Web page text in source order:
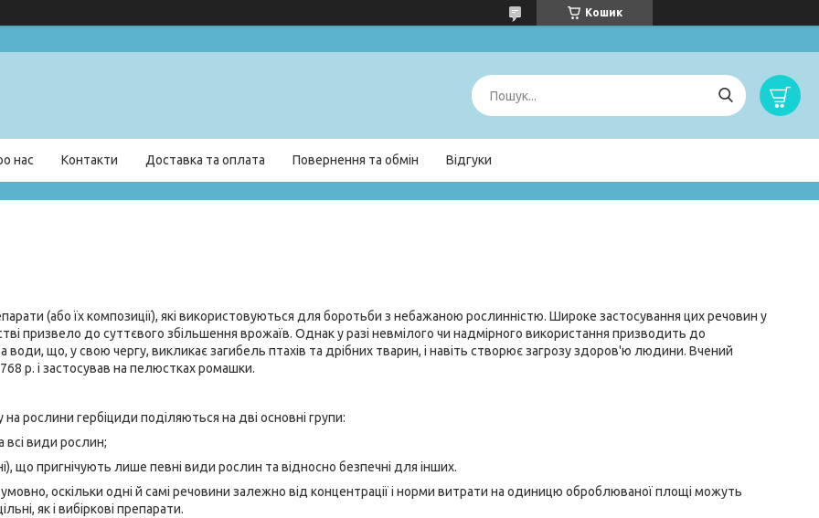
Кошик
нас Контакти Доставка та оплата Повернення та обмін Відгуки
(або їх композиції), які використовуються для боротьби з небажаною рослинністю. Широке застосування цих речовин у
призвело до суттєвого збільшення врожаїв. Однак у разі невмілого чи надмірного використання призводить до
води, що, у свою чергу, викликає загибель птахів та дрібних тварин, і навіть створює загрозу здоров'ю людини. Вчений
р. і застосував на пелюстках ромашки.
рослини гербіциди поділяються на дві основні групи:
всі види рослин;
що пригнічують лише певні види рослин та відносно безпечні для інших.
оскільки одні й самі речовини залежно від концентрації і норми витрати на одиницю оброблюваної площі можуть
як і вибіркові препарати.